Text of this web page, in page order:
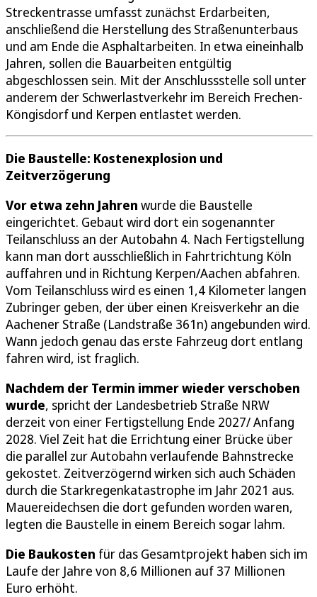
Streckentrasse umfasst zunächst Erdarbeiten,
anschließend die Herstellung des Straßenunterbaus
und am Ende die Asphaltarbeiten. In etwa eineinhalb
Jahren, sollen die Bauarbeiten entgültig
abgeschlossen sein. Mit der Anschlussstelle soll unter
anderem der Schwerlastverkehr im Bereich Frechen-
Köngisdorf und Kerpen entlastet werden.
Die Baustelle: Kostenexplosion und
Zeitverzögerung
Vor etwa zehn Jahren wurde die Baustelle
eingerichtet. Gebaut wird dort ein sogenannter
Teilanschluss an der Autobahn 4. Nach Fertigstellung
kann man dort ausschließlich in Fahrtrichtung Köln
auffahren und in Richtung Kerpen/Aachen abfahren.
Vom Teilanschluss wird es einen 1,4 Kilometer langen
Zubringer geben, der über einen Kreisverkehr an die
Aachener Straße (Landstraße 361n) angebunden wird.
Wann jedoch genau das erste Fahrzeug dort entlang
fahren wird, ist fraglich.
Nachdem der Termin immer wieder verschoben
wurde, spricht der Landesbetrieb Straße NRW
derzeit von einer Fertigstellung Ende 2027/ Anfang
2028. Viel Zeit hat die Errichtung einer Brücke über
die parallel zur Autobahn verlaufende Bahnstrecke
gekostet. Zeitverzögernd wirken sich auch Schäden
durch die Starkregenkatastrophe im Jahr 2021 aus.
Mauereidechsen die dort gefunden worden waren,
legten die Baustelle in einem Bereich sogar lahm.
Die Baukosten für das Gesamtprojekt haben sich im
Laufe der Jahre von 8,6 Millionen auf 37 Millionen
Euro erhöht.